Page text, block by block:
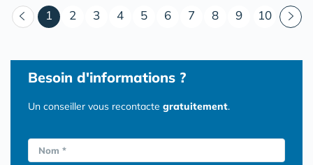
1 (courant)
2 3 4 5 6 7 8 9 10
Besoin d'informations ?
Un conseiller vous recontacte gratuitement.
Nom *